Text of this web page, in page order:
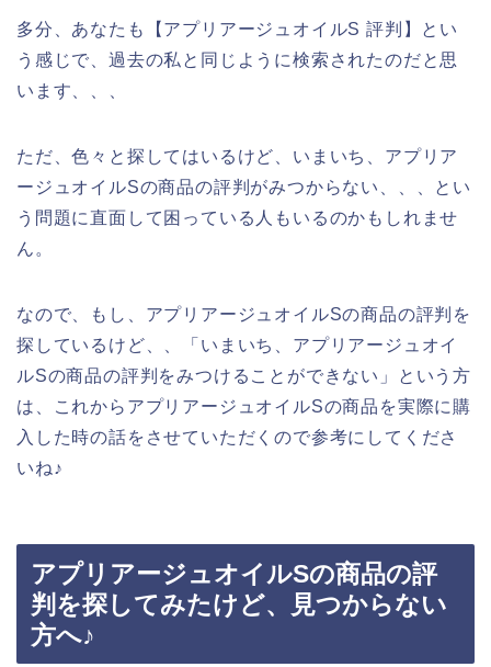
多分、あなたも【アプリアージュオイルS 評判】とい
う感じで、過去の私と同じように検索されたのだと思
います、、、
ただ、色々と探してはいるけど、いまいち、アプリア
ージュオイルSの商品の評判がみつからない、、、とい
う問題に直面して困っている人もいるのかもしれませ
ん。
なので、もし、アプリアージュオイルSの商品の評判を
探しているけど、、「いまいち、アプリアージュオイ
ルSの商品の評判をみつけることができない」という方
は、これからアプリアージュオイルSの商品を実際に購
入した時の話をさせていただくので参考にしてくださ
いね♪
アプリアージュオイルSの商品の評
判を探してみたけど、見つからない
方へ♪